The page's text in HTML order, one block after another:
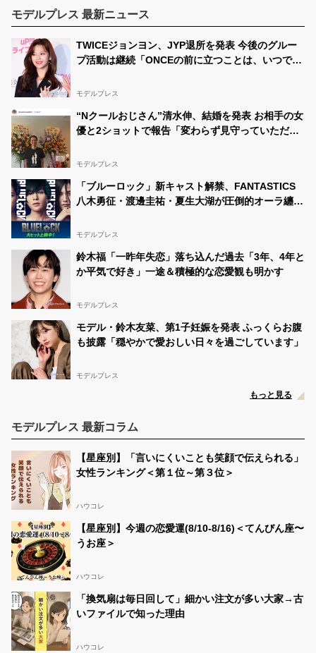
#女子高生ミスコン #女子高校生ミスコン
ばれました✨そして今第3次審査中です🙇🏻このツイート
のRTが多いとベスト100に選ばれセミファイナルに進め
ます 少しでも応援してくださるよう最後まで諦めずに頑
張るので応援よろしくお願いします🙇‍♀️#相互RT募集
https://t.co/BB3laBns5w
はりあや #固定RT🆘相互RT🙆🏻
皆さんイベントの初日来てくださったてありがとう💗😍
💭 明日も朝配信するので良かったら来てねー(*^_^*)#女
子高生ミスコン2022
校生
はりあや #固定RT🆘相互RT🙆🏻
@3Vz7sCio4taDH7t
08/18 19:37:00
ただいまミクチャ配信中🎶 よかったら来てー😆
ャ #女子高生ミスコン
モデルプレス 最新ニュース
TWICEジョンヨン、JYP退所を発表 今後のグルー
プ活動は継続「ONCEの前に立つことは、いつでも
モデルプレス
“Nクールおじさん”清水伸、結婚を発表 お相手の女
優と2ショットで報告「変わらず見守っていただけ
モデルプレス
「ブルーロック」新キャスト解禁、FANTASTICS
八木勇征・渡邊圭祐・夏生大湖が圧倒的オーラ纏い
モデルプレス
鈴木福「一昨年失恋」落ち込んだ過去「3年、4年と
か平気で好き」一途＆積極的な恋愛観も明かす
モデルプレス
モデル・鈴木友菜、第1子妊娠を発表 ふっくらお腹
も披露「穏やかで愛おしい日々を過ごしています」
モデルプレス
もっと見る
モデルプレス 最新コラム
【星座別】「言いにくいことも笑顔で伝えられる」
女性ランキング＜第１位～第３位＞
ハウコレ
【星座別】今週の恋愛運(8/10-8/16)＜てんびん座〜
うお座＞
ハウコレ
「換気扇は毎日回して」細かい注文が多い大家→古
いファイルで知った理由
ハウコレ